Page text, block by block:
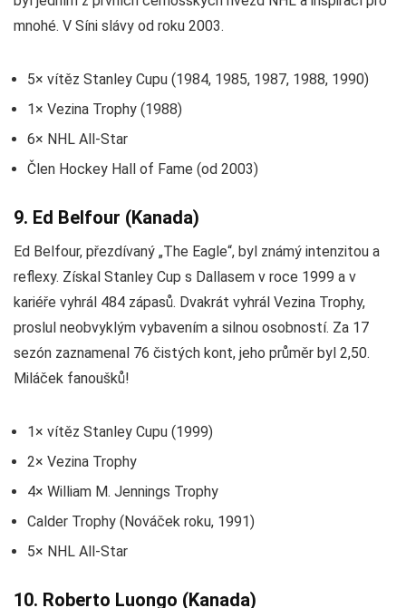
mnohé. V Síni slávy od roku 2003.
5× vítěz Stanley Cupu (1984, 1985, 1987, 1988, 1990)
1× Vezina Trophy (1988)
6× NHL All-Star
Člen Hockey Hall of Fame (od 2003)
9. Ed Belfour (Kanada)
Ed Belfour, přezdívaný „The Eagle“, byl známý intenzitou a
reflexy. Získal Stanley Cup s Dallasem v roce 1999 a v
kariéře vyhrál 484 zápasů. Dvakrát vyhrál Vezina Trophy,
proslul neobvyklým vybavením a silnou osobností. Za 17
sezón zaznamenal 76 čistých kont, jeho průměr byl 2,50.
Miláček fanoušků!
1× vítěz Stanley Cupu (1999)
2× Vezina Trophy
4× William M. Jennings Trophy
Calder Trophy (Nováček roku, 1991)
5× NHL All-Star
10. Roberto Luongo (Kanada)